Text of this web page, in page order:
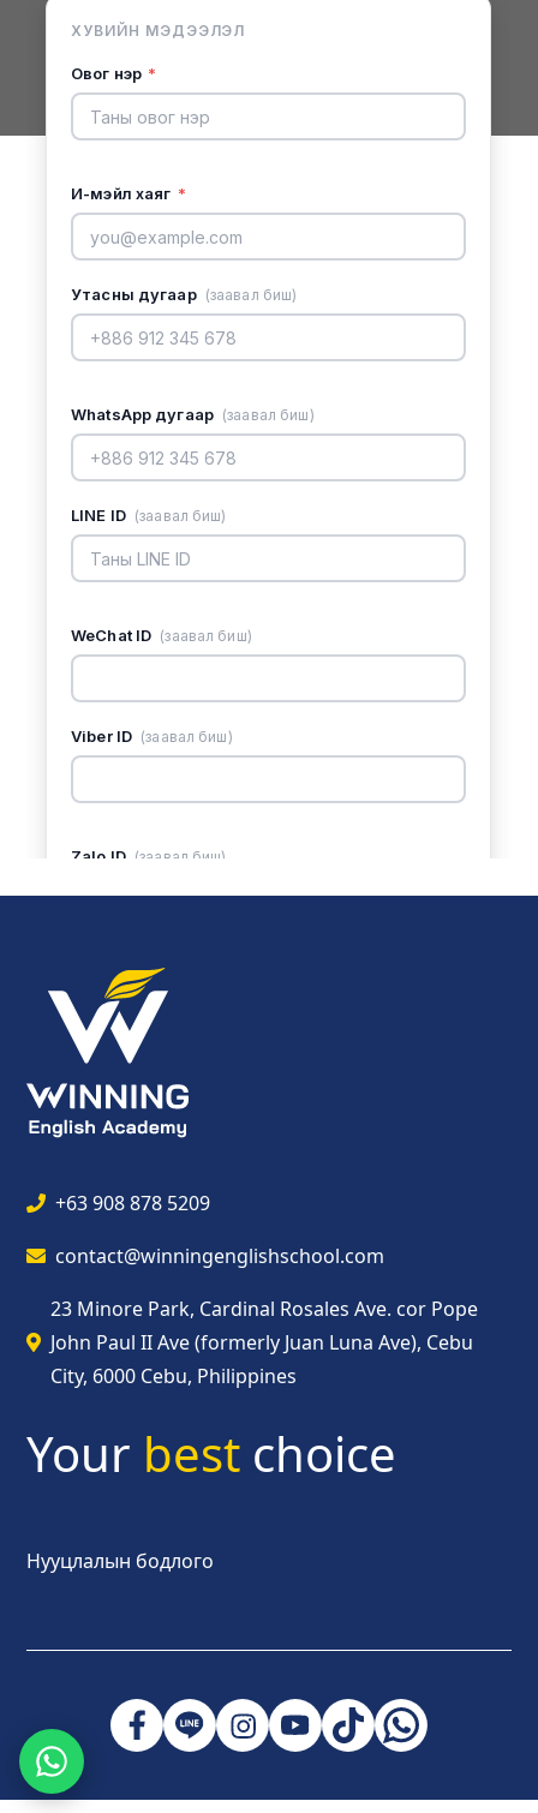
+63 908 878 5209
contact@winningenglishschool.com
23 Minore Park, Cardinal Rosales Ave. cor Pope
John Paul II Ave (formerly Juan Luna Ave), Cebu
City, 6000 Cebu, Philippines
Your best choice
Нууцлалын бодлого